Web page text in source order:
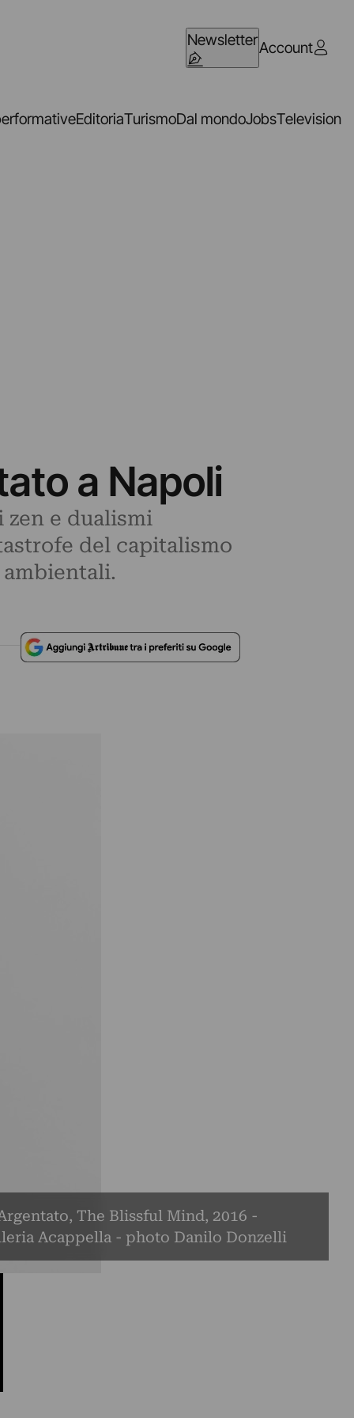
NewsletterAccount
EditoriaTurismoDal mondoJobsTelevision
a Napoli
zen e dualismi
del capitalismo
The Blissful Mind, 2016 -
Acappella - photo Danilo Donzelli